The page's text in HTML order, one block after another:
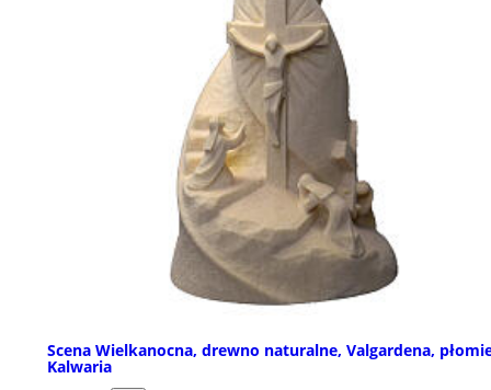
Scena Wielkanocna, drewno naturalne, Valgardena,
Kalwaria